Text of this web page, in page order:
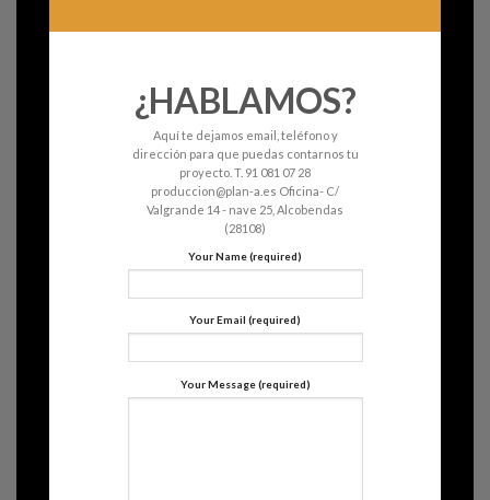
¿HABLAMOS?
Aquí te dejamos email, teléfono y
dirección para que puedas contarnos tu
proyecto. T. 91 081 07 28
produccion@plan-a.es Oficina- C/
Valgrande 14 - nave 25, Alcobendas
(28108)
Your Name (required)
Your Email (required)
Your Message (required)